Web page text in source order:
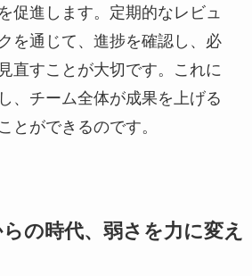
促進します。定期的なレビュ
を通じて、進捗を確認し、必
直すことが大切です。これに
、チーム全体が成果を上げる
とができるのです。
の時代、弱さを力に変え